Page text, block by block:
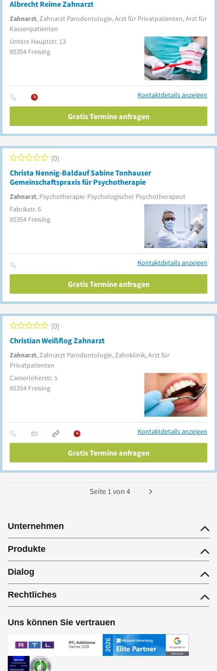
Albrecht Reime Zahnarzt
Zahnarzt, Zahnarzt Parodontologie, Arzt für Privatpatienten, Arzt für
Kassenpatienten
Untere Hauptstr. 13
85354 Freising
Kontaktdetails anzeigen
Gratis Termine anfragen
Christa Nennig-Baldauf Sabine Tonhauser
Gemeinschaftspraxis für Psychotherapie
Zahnarzt, Psychotherapie: Psychologischer Psychotherapeut
0
Fabrikstr. 6
85354 Freising
Kontaktdetails anzeigen
Gratis Termine anfragen
Christian Weißflog Zahnarzt
Zahnarzt, Zahnarzt Parodontologie, Zahnklinik, Arzt für
Privatpatienten
0
Camerloherstr. 5
85354 Freising
Kontaktdetails anzeigen
Gratis Termine anfragen
Seite 1 von 4
Unternehmen
Produkte
Dialog
Rechtliches
Uns können Sie vertrauen